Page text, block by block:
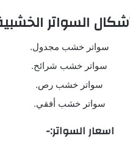
السواتر
سواتر خشب مجدول.
سواتر خشب شرائح.
سواتر خشب رص.
سواتر خشب أفقي.
اسعار السواتر:-